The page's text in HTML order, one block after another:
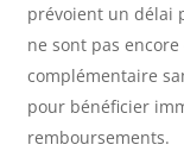
prévoient un délai
ne sont pas
complémentaire
pour bénéficier
remboursements.